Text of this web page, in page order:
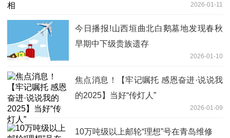
2026-01-11
今日播报!山西垣曲北白鹅墓地发现春秋
早期中下级贵族遗存
2026-01-10
焦点消息！【牢记嘱托 感恩奋进·说说我
的2025】当好“传灯人”
2026-01-09
10万吨级以上邮轮“理想”号在青岛维修